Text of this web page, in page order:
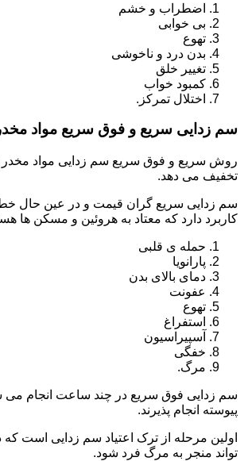
اضطراب و خشم
بی خوابی
تهوع
بدن درد و ناخوشی
تغییر خلق
کمبود خواب
اختلال تمرکز.
سم زدایی سریع و فوق سریع مواد
روش سریع و فوق سریع سم زدایی مواد مخدر
تخفیف می دهد.
سم زدایی سریع گران قیمت و در عین حال
کاربرد دارد که معتاد به هروئین و مسکن
حمله ی قلبی
پارانویا
دمای بالای بدن
عفونت
تهوع
استفراغ
آسپیراسیون
خفگی
مرگ.
پیوسته انجام پذیرند.
اولین مرحله از ترک اعتیاد سم زدایی
تواند منجر به مرگ فرد شود.